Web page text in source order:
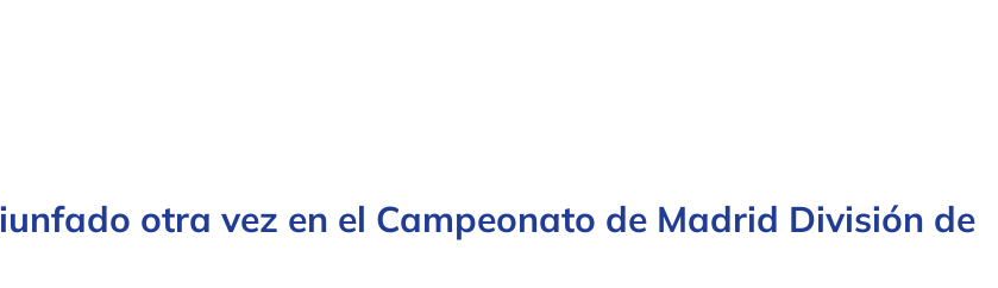
otra vez en el Campeonato de Madrid División de